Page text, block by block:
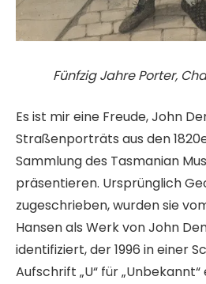
Fünfzig Jahre Porter,
Es ist mir eine Freude, John
Straßenporträts aus den
Sammlung des Tasmanian
präsentieren. Ursprünglich
zugeschrieben, wurden sie
Hansen als Werk von John
identifiziert, der 1996 in einer
Aufschrift „U“ für „Unbekannt“